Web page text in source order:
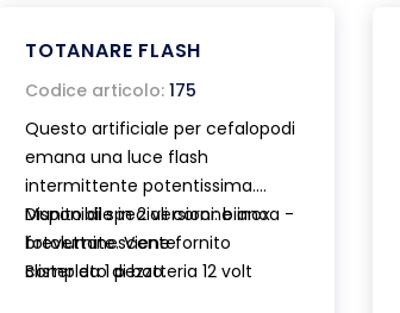
TOTANARE FLASH
Codice articolo: 175
Questo artificiale per cefalopodi
emana una luce flash
intermittente potentissima.
Munito di speciali corone inox
brevettate. Viene fornito
completo di batteria 12 volt
Disponibile in 2 versioni: bianca -
fotoluminescente
Blister da 1 pezzo.